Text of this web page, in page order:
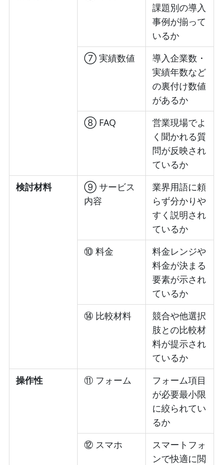
課題別の導入
事例が揃って
いるか
⑦ 実績数値
導入企業数・
実績年数など
の裏付け数値
があるか
⑧ FAQ
営業現場でよ
く聞かれる質
問が反映され
ているか
検討材料
⑨ サービス
内容
業界用語に頼
らず分かりや
すく説明され
ているか
⑩ 料金
料金レンジや
料金が決まる
要素が示され
ているか
⑭ 比較材料
競合や他選択
肢との比較材
料が提示され
ているか
操作性
⑪ フォーム
フォーム項目
が必要最小限
に絞られてい
るか
⑫ スマホ
スマートフォ
ンで快適に閲